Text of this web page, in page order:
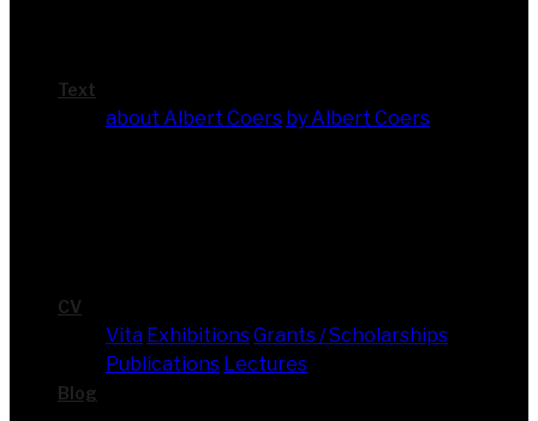
Text
about Albert Coers by Albert Coers
CV
Vita Exhi­bi­ti­onsGrants / Scholarships
Publi­ca­ti­ons Lec­tures
Blog